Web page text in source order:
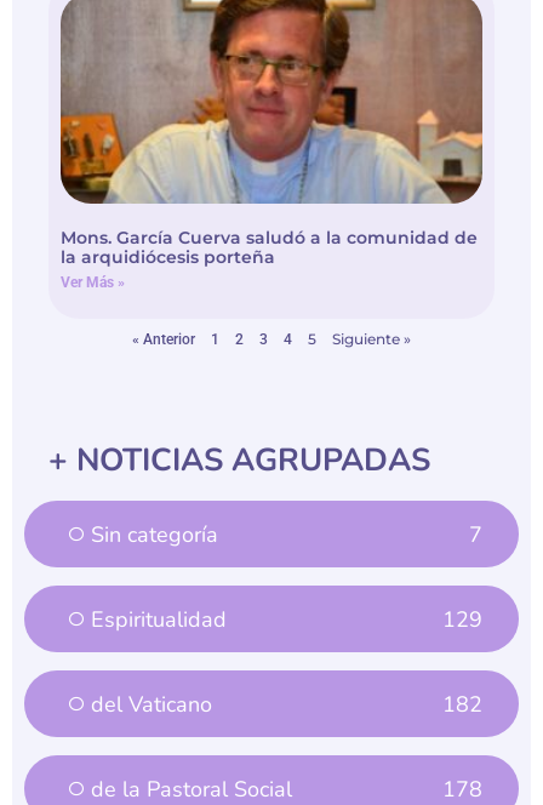
Mons. García Cuerva saludó a la comunidad de
la arquidiócesis porteña
Ver Más »
« Anterior 1 2 3 4 5 Siguiente »
+ NOTICIAS AGRUPADAS
Sin categoría 7
Espiritualidad 129
del Vaticano 182
de la Pastoral Social 178